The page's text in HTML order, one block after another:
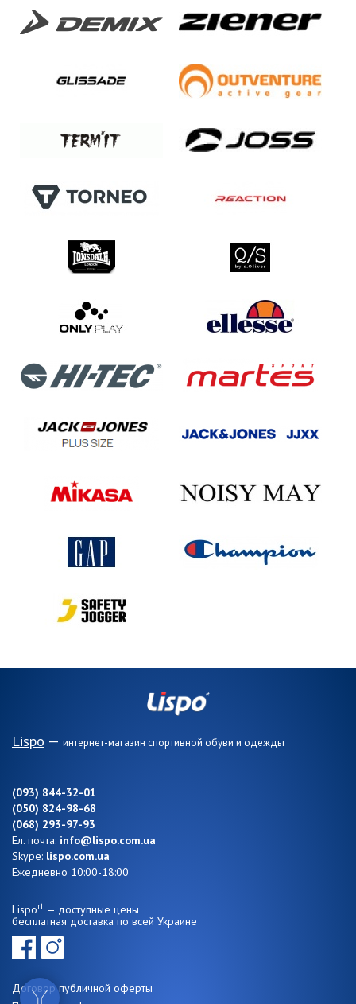
Lispo — интернет-магазин спортивной обуви и одежды
(093) 844-32-01
(050) 824-98-68
(068) 293-97-93
Ел. почта: info@lispo.com.ua
Skype: lispo.com.ua
Ежедневно 10:00-18:00
Lisport — доступные цены
бесплатная доставка по всей Украине
Договор публичной оферты